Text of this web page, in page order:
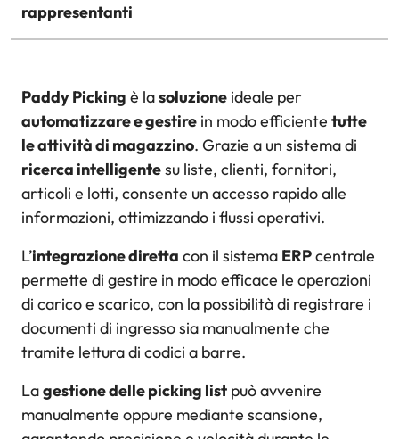
rappresentanti
Paddy Picking è lasoluzione ideale per
automatizzare e gestire in modo efficiente tutte
le attività di magazzino. Grazie a un sistema di
ricerca intelligentesu liste, clienti, fornitori,
articoli e lotti, consente un accesso rapido alle
informazioni, ottimizzando i flussi operativi.
L’integrazione diretta con il sistema ERPcentrale
permette di gestire in modo efficace le operazioni
di carico e scarico, con la possibilità di registrare i
documenti di ingresso sia manualmente che
tramite lettura di codici a barre.
Lagestione delle picking list può avvenire
manualmente oppure mediante scansione,